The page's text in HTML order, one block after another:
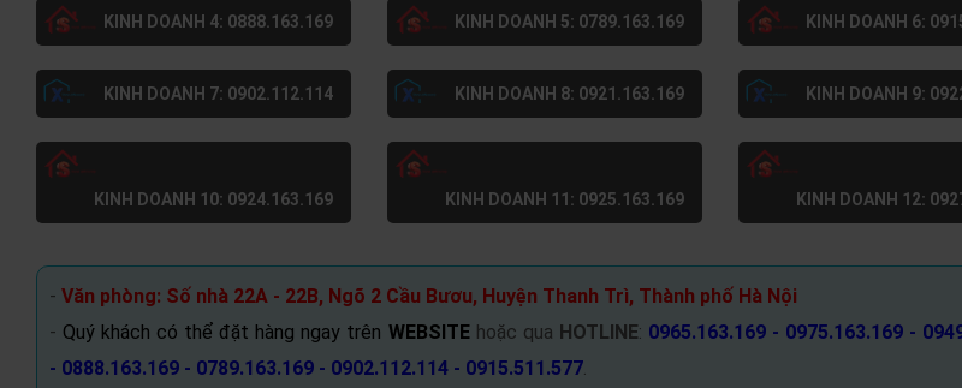
KINH DOANH 4: 0888.163.169 KINH DOANH 5: 0789.163.169 KINH DOANH 6:
KINH DOANH 7: 0902.112.114 KINH DOANH 8: 0921.163.169 KINH DOANH 9:
KINH DOANH 10: 0924.163.169 KINH DOANH 11: 0925.163.169 KINH DOANH 12:
- Văn phòng: Số nhà 22A - 22B, Ngõ 2 Cầu Bươu, Huyện Thanh Trì, Thành phố Hà Nội
- Quý khách có thể đặt hàng ngay trên WEBSITE hoặc qua HOTLINE: 0965.163.169 - 0975.163.169 -
- 0888.163.169 - 0789.163.169 - 0902.112.114 - 0915.511.577.